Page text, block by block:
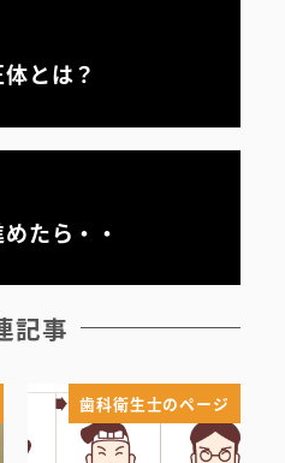
院内ツアー
とは？
たら・・
記事
歯科衛生士のページ